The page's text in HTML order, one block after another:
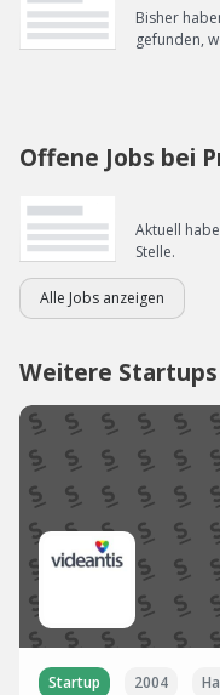
Bisher
gefunden,
Offene Jobs bei
Aktuell
Stelle.
Alle Jobs anzeigen
Weitere
Startup 2004